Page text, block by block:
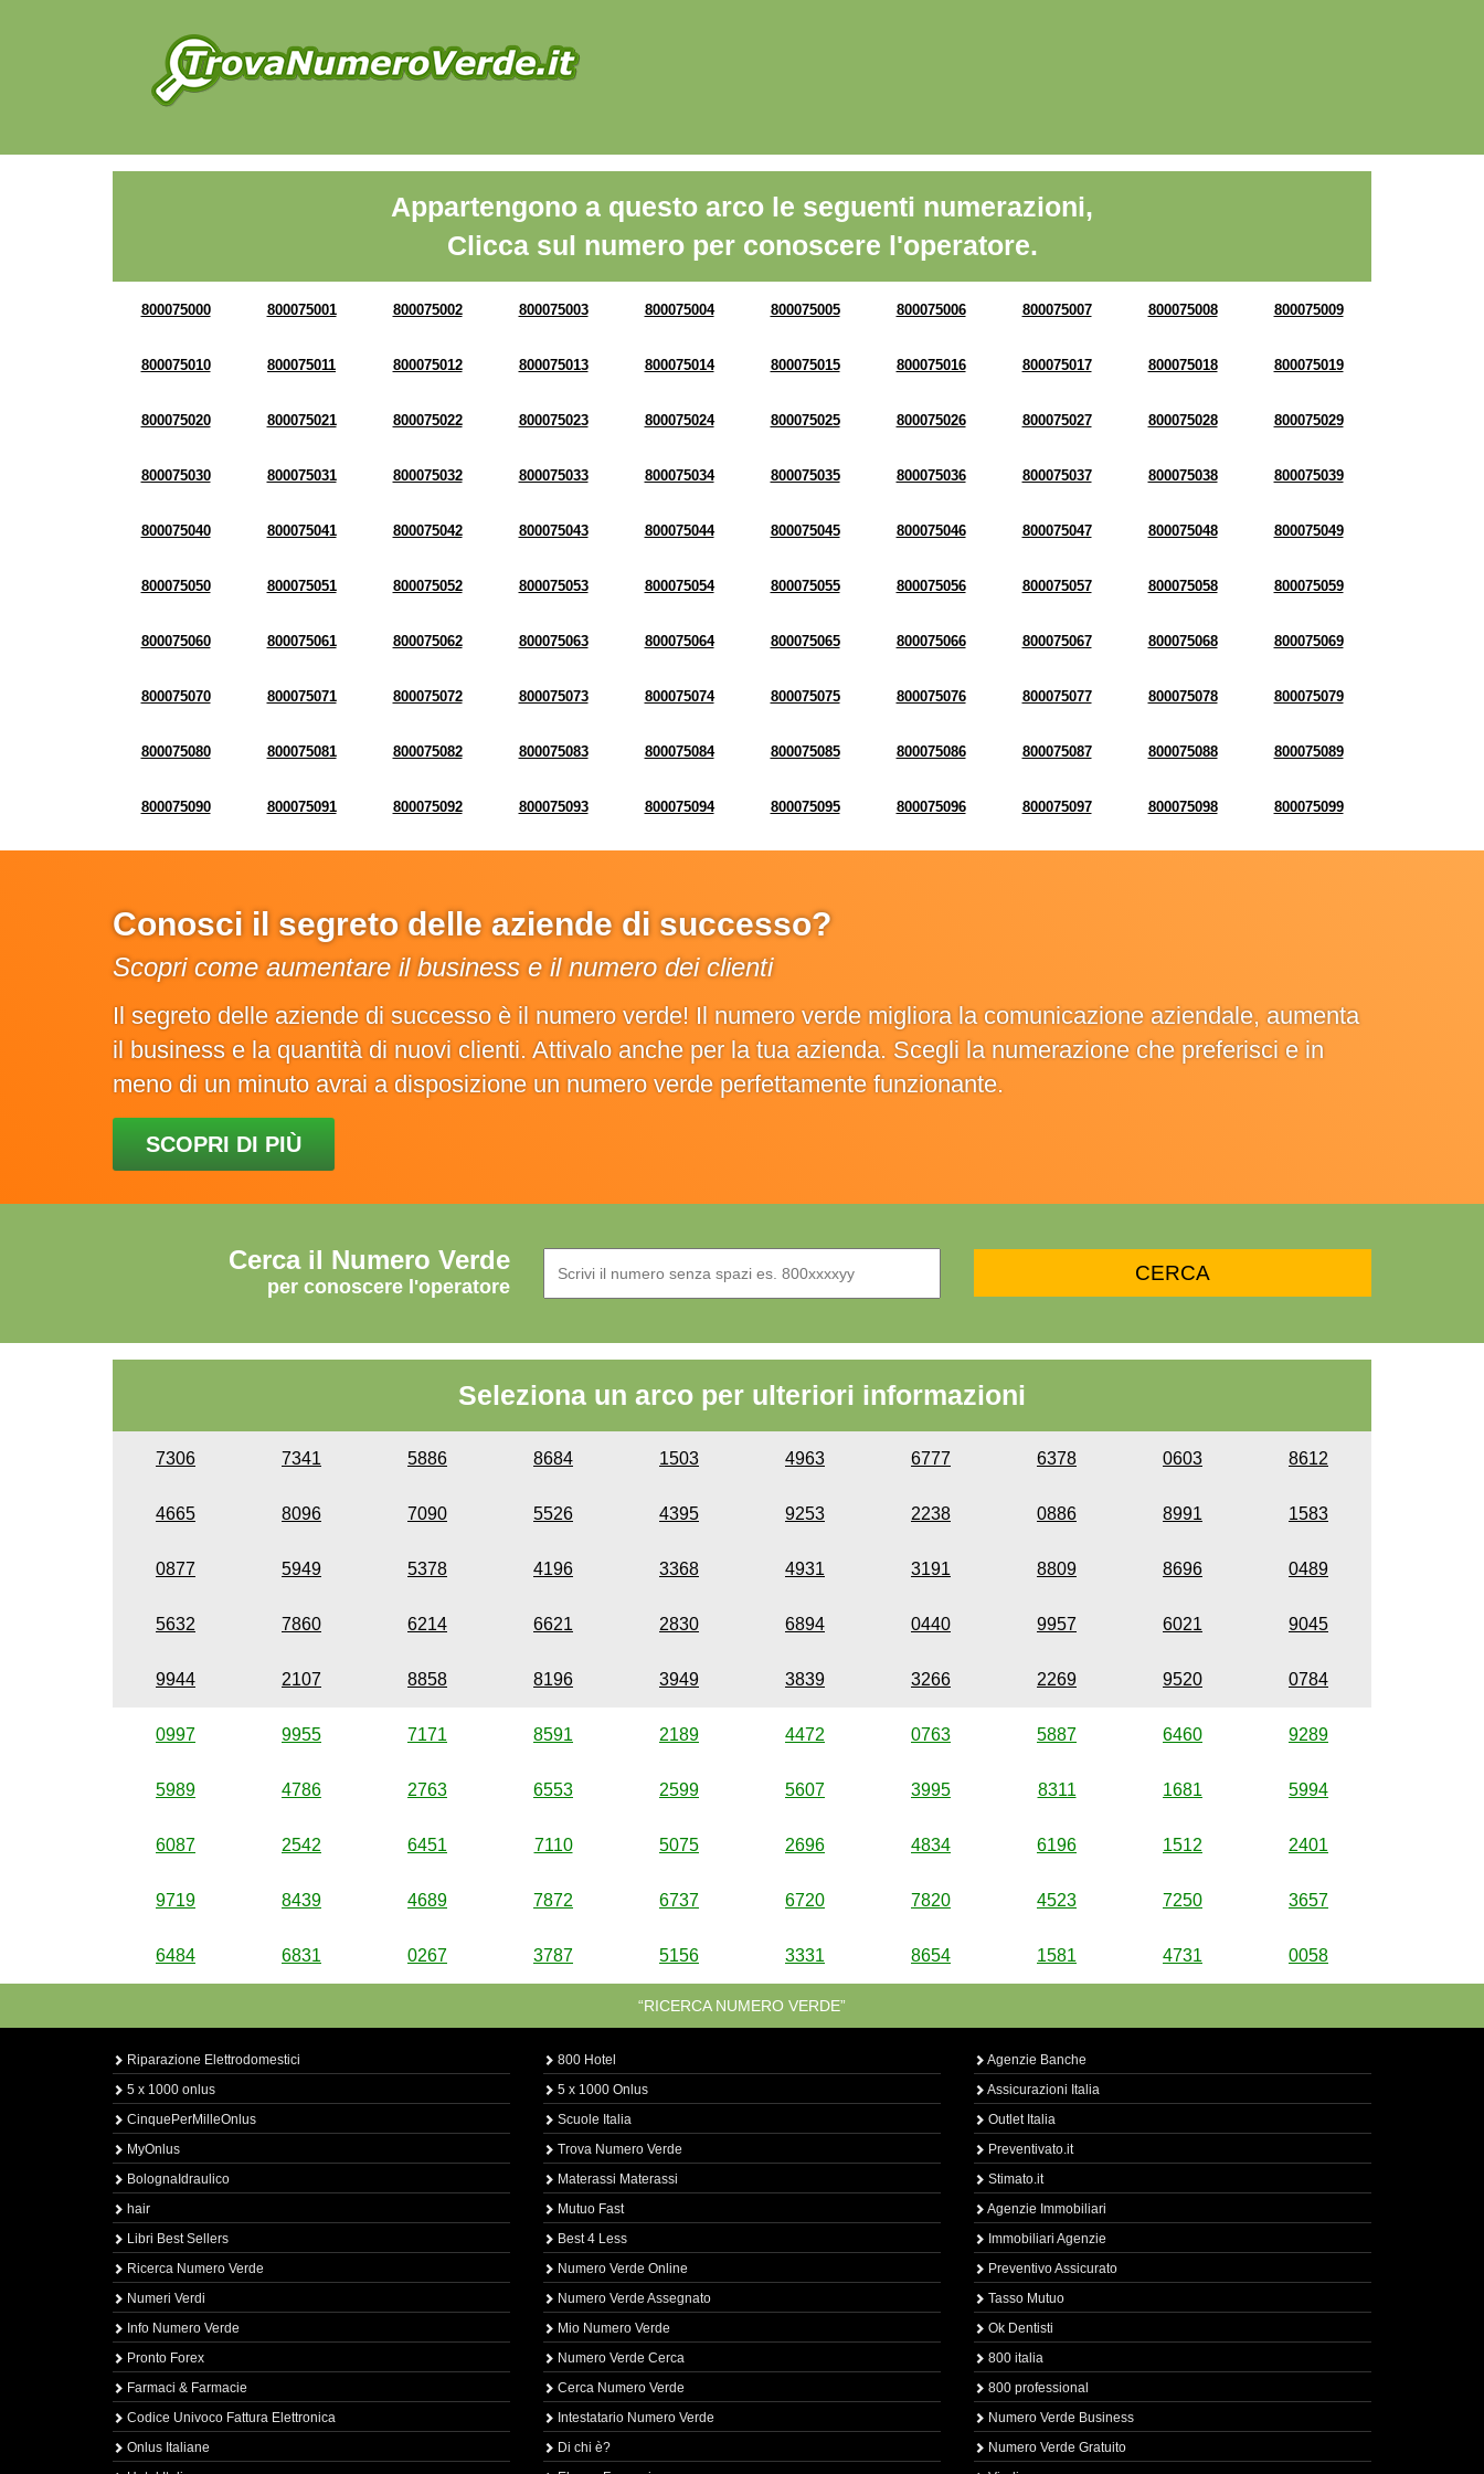
Appartengono a questo arco le seguenti numerazioni,
Clicca sul numero per conoscere l'operatore.
800075000 800075001 800075002 800075003 800075004 800075005 800075006 800075007 800075008 800075009
800075010 800075011 800075012 800075013 800075014 800075015 800075016 800075017 800075018 800075019
800075020 800075021 800075022 800075023 800075024 800075025 800075026 800075027 800075028 800075029
800075030 800075031 800075032 800075033 800075034 800075035 800075036 800075037 800075038 800075039
800075040 800075041 800075042 800075043 800075044 800075045 800075046 800075047 800075048 800075049
800075050 800075051 800075052 800075053 800075054 800075055 800075056 800075057 800075058 800075059
800075060 800075061 800075062 800075063 800075064 800075065 800075066 800075067 800075068 800075069
800075070 800075071 800075072 800075073 800075074 800075075 800075076 800075077 800075078 800075079
800075080 800075081 800075082 800075083 800075084 800075085 800075086 800075087 800075088 800075089
800075090 800075091 800075092 800075093 800075094 800075095 800075096 800075097 800075098 800075099
Conosci il segreto delle aziende di successo?
Scopri come aumentare il business e il numero dei clienti
Il segreto delle aziende di successo è il numero verde! Il numero verde migliora la comunicazione aziendale, aumenta
il business e la quantità di nuovi clienti. Attivalo anche per la tua azienda. Scegli la numerazione che preferisci e in
meno di un minuto avrai a disposizione un numero verde perfettamente funzionante.
SCOPRI DI PIÙ
Cerca il Numero Verde
per conoscere l'operatore
Seleziona un arco per ulteriori informazioni
7306 7341 5886 8684 1503 4963 6777 6378 0603 8612
4665 8096 7090 5526 4395 9253 2238 0886 8991 1583
0877 5949 5378 4196 3368 4931 3191 8809 8696 0489
5632 7860 6214 6621 2830 6894 0440 9957 6021 9045
9944 2107 8858 8196 3949 3839 3266 2269 9520 0784
0997 9955 7171 8591 2189 4472 0763 5887 6460 9289
5989 4786 2763 6553 2599 5607 3995 8311 1681 5994
6087 2542 6451 7110 5075 2696 4834 6196 1512 2401
9719 8439 4689 7872 6737 6720 7820 4523 7250 3657
6484 6831 0267 3787 5156 3331 8654 1581 4731 0058
“RICERCA NUMERO VERDE”
Riparazione Elettrodomestici
5 x 1000 onlus
CinquePerMilleOnlus
MyOnlus
BolognaIdraulico
hair
Libri Best Sellers
Ricerca Numero Verde
Numeri Verdi
Info Numero Verde
Pronto Forex
Farmaci & Farmacie
Codice Univoco Fattura Elettronica
Onlus Italiane
800 Hotel
5 x 1000 Onlus
Scuole Italia
Trova Numero Verde
Materassi Materassi
Mutuo Fast
Best 4 Less
Numero Verde Online
Numero Verde Assegnato
Mio Numero Verde
Numero Verde Cerca
Cerca Numero Verde
Intestatario Numero Verde
Di chi è?
Agenzie Banche
Assicurazioni Italia
Outlet Italia
Preventivato.it
Stimato.it
Agenzie Immobiliari
Immobiliari Agenzie
Preventivo Assicurato
Tasso Mutuo
Ok Dentisti
800 italia
800 professional
Numero Verde Business
Numero Verde Gratuito